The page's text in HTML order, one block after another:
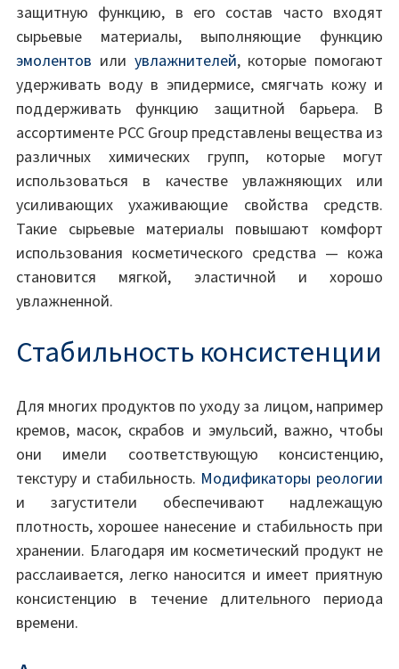
защитную функцию, в его состав часто входят
сырьевые материалы, выполняющие функцию
эмолентов или увлажнителей, которые помогают
удерживать воду в эпидермисе, смягчать кожу и
поддерживать функцию защитной барьера. В
ассортименте PCC Group представлены вещества из
различных химических групп, которые могут
использоваться в качестве увлажняющих или
усиливающих ухаживающие свойства средств.
Такие сырьевые материалы повышают комфорт
использования косметического средства — кожа
становится мягкой, эластичной и хорошо
увлажненной.
Стабильность консистенции
Для многих продуктов по уходу за лицом, например
кремов, масок, скрабов и эмульсий, важно, чтобы
они имели соответствующую консистенцию,
текстуру и стабильность. Модификаторы реологии
и загустители обеспечивают надлежащую
плотность, хорошее нанесение и стабильность при
хранении. Благодаря им косметический продукт не
расслаивается, легко наносится и имеет приятную
консистенцию в течение длительного периода
времени.